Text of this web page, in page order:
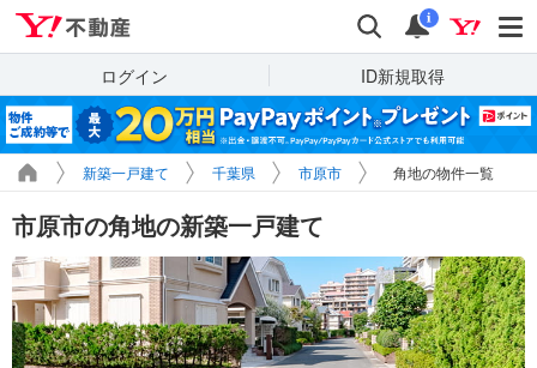
検索 通知
i
ログイン ID新規取得
新築一戸建て 千葉県 市原市 角地の物件一覧
市原市の角地の新築一戸建て